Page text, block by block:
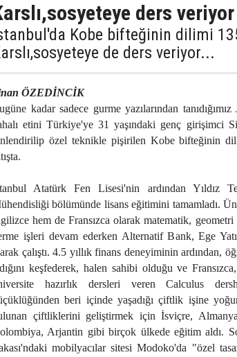
ders veriyor
Kobe bifteğinin dilimi
de ders veriyor...
ÖZEDİNCİK
kadar sadece gurme yazılarından
etini Türkiye'ye 31 yaşındaki genç girişimci
özel teknikle pişirilen Kobe bifteğinin
Atatürk Fen Lisesi'nin ardından Yıldız
bölümünde lisans eğitimini tamamladı.
hem de Fransızca olarak matematik,
işleri devam ederken Alternatif Bank, Ege
çalıştı. 4.5 yıllık finans deneyiminin ardından,
keşfederek, halen sahibi olduğu ve
hazırlık dersleri veren Calculus
beri içinde yaşadığı çiftlik işine
çiftliklerini geliştirmek için İsviçre,
Arjantin gibi birçok ülkede eğitim aldı.
mobilyacılar sitesi Modoko'da "özel